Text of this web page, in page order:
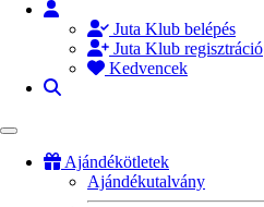
Juta Klub belépés
Juta Klub regisztráció
Kedvencek
Ajándékötletek
Ajándékutalvány